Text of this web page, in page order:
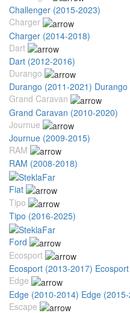
Challenger (2015-2023)
Charger
Charger (2014-2018)
Dart
Dart (2012-2016)
Durango
Durango (2011-2021)
Grand Caravan
Grand Caravan (2010-2020)
Journue
Journue (2009-2015)
RAM
RAM (2008-2018)
Fiat
Tipo
Tipo (2016-2025)
Ford
Ecosport
Ecosport (2013-2017)
Edge
Edge (2010-2014) Edge
Escape